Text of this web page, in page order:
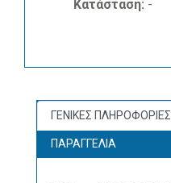
Κατάσταση: -
ΓΕΝΙΚΕΣ ΠΛΗΡΟΦΟΡΙΕΣ
ΠΑΡΑΓΓΕΛΙΑ